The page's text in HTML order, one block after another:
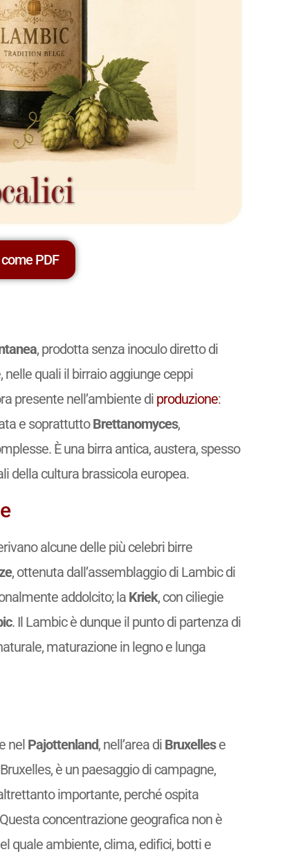
PDF
, prodotta senza inoculo diretto di
quali il birraio aggiunge ceppi
presente nell’ambiente di produzione:
e soprattuttoBrettanomyces,
È una birra antica, austera, spesso
della cultura brassicola europea.
alcune delle più celebri birre
, ottenuta dall’assemblaggio di Lambic di
addolcito; la Kriek, con ciliegie
. Il Lambic è dunque il punto di partenza di
maturazione in legno e lunga
nel Pajottenland, nell’area di Bruxellese
è un paesaggio di campagne,
importante, perché ospita
concentrazione geografica non è
quale ambiente, clima, edifici, botti e